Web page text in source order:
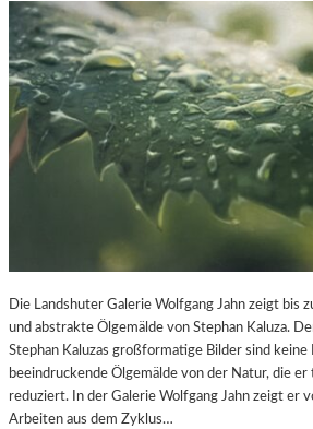
Die Landshuter Galerie Wolfgang Jahn zeigt bis
und abstrakte Ölgemälde von Stephan Kaluza.
Stephan Kaluzas großformatige Bilder sind keine
beeindruckende Ölgemälde von der Natur, die
reduziert. In der Galerie Wolfgang Jahn zeigt er
Arbeiten aus dem Zyklus…